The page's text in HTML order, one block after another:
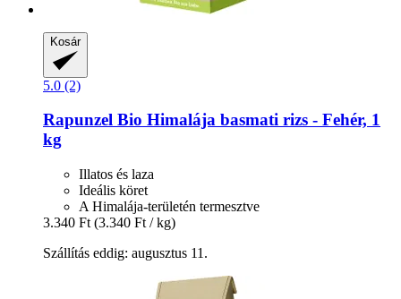
Kosár
5.0 (2)
Rapunzel Bio Himalája basmati rizs -​ Fehér, 1
kg
Illatos és laza
Ideális köret
A Himalája-területén termesztve
3.340 Ft (3.340 Ft / kg)
Szállítás eddig: augusztus 11.